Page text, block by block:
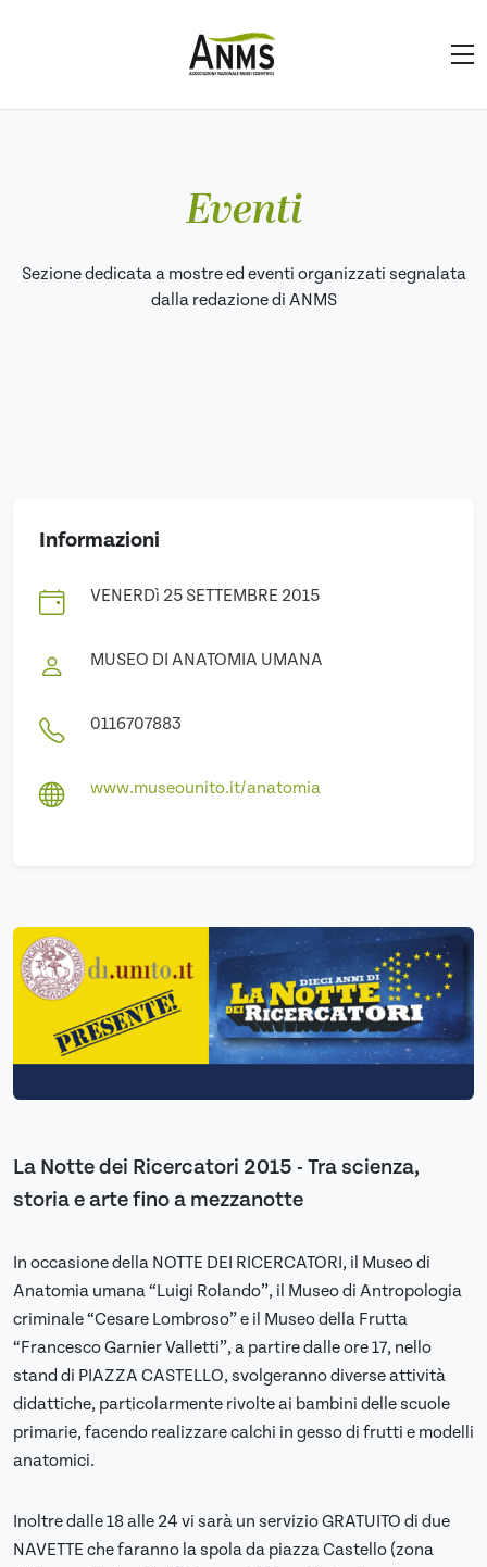
Eventi
Sezione dedicata a mostre ed eventi organizzati segnalata
dalla redazione di ANMS
Informazioni
VENERDì 25 SETTEMBRE 2015
MUSEO DI ANATOMIA UMANA
0116707883
www.museounito.it/anatomia
La Notte dei Ricercatori 2015 - Tra scienza,
storia e arte fino a mezzanotte
In occasione della NOTTE DEI RICERCATORI, il Museo di
Anatomia umana “Luigi Rolando”, il Museo di Antropologia
criminale “Cesare Lombroso” e il Museo della Frutta
“Francesco Garnier Valletti”, a partire dalle ore 17, nello
stand di PIAZZA CASTELLO, svolgeranno diverse attività
didattiche, particolarmente rivolte ai bambini delle scuole
primarie, facendo realizzare calchi in gesso di frutti e modelli
anatomici.
Inoltre dalle 18 alle 24 vi sarà un servizio GRATUITO di due
NAVETTE che faranno la spola da piazza Castello (zona